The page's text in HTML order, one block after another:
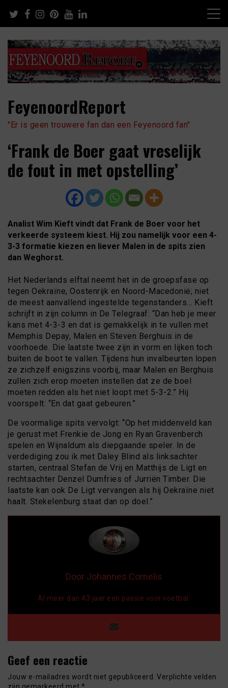
content
FeyenoordReport
"Er is geen trouwere fan dan een Feyenoord fan"
‘Frank de Boer gaat vreselijk
de fout in met opstelling’
Analist Wim Kieft vindt dat Frank de Boer voor het
verkeerde systeem kiest. Hij zou namelijk voor een 4-
3-3 formatie kiezen en liever Malen in de spits zien
dan Weghorst.
Het Nederlands elftal neemt het in de groepsfase op
tegen Oekraïne, Oostenrijk en Noord-Macedonië; niet
de meest aanvallend ingestelde tegenstanders… Kieft
schrijft in zijn column in De Telegraaf: “Dan heb je meer
kans met 4-3-3 en dat is gemakkelijk in te vullen met
Memphis Depay, Malen en Steven Berghuis in de
voorhoede. Die laatste twee zijn in vorm en lijken toch
buiten de boot te vallen. Tijdens hun invalbeurten lopen
ze zichzelf enigszins voorbij, maar Malen en Berghuis
zullen zich erop moeten instellen dat ze de boel
moeten redden als het niet loopt met 5-3-2.” Hij
voorspelt: “En dat gaat gebeuren.”
De voormalige spits vervolgt: “Op het middenveld kan
je gerust met Frenkie de Jong en Ryan Gravenberch
spelen en Wijnaldum als diepgaande speler. In de
verdediging zou ik met Daley Blind als linksachter
starten, centraal Stefan de Vrij en Matthijs de Ligt en
rechtsachter Denzel Dumfries of Jurriën Timber. Die
laatste kan ook De Ligt vervangen als hij Oekraïne niet
haalt. Stekelenburg staat dan op doel.”
Door Johannes Cornelis
Al meer dan 43 jaar een passie voor voetbal.
Geef een reactie
Jouw e-mailadres wordt niet gepubliceerd. Verplichte velden